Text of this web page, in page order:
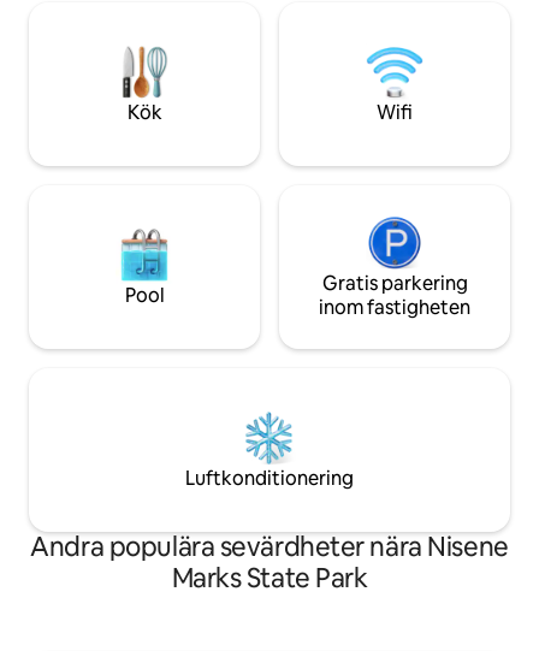
för att njuta av de omgivande
trädkronorna.
INCHECKNING
Automatisk
16:00.
Kök Wifi
Pool
Gratis parkering
inom fastigheten
Luftkonditionering
Andra populära sevärdheter nära Nisene
Marks State Park